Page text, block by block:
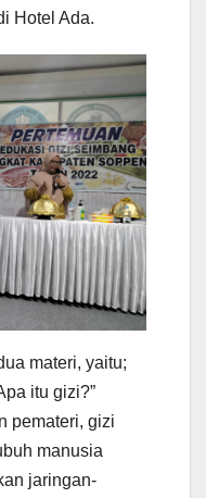
Hotel Ada.
materi, yaitu;
itu gizi?”
pemateri, gizi
manusia
jaringan-